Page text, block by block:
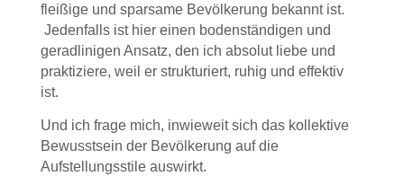
fleißige und sparsame Bevölkerung bekannt ist.
Jedenfalls ist hier einen bodenständigen und
geradlinigen Ansatz, den ich absolut liebe und
praktiziere, weil er strukturiert, ruhig und effektiv
ist.
Und ich frage mich, inwieweit sich das kollektive
Bewusstsein der Bevölkerung auf die
Aufstellungsstile auswirkt.